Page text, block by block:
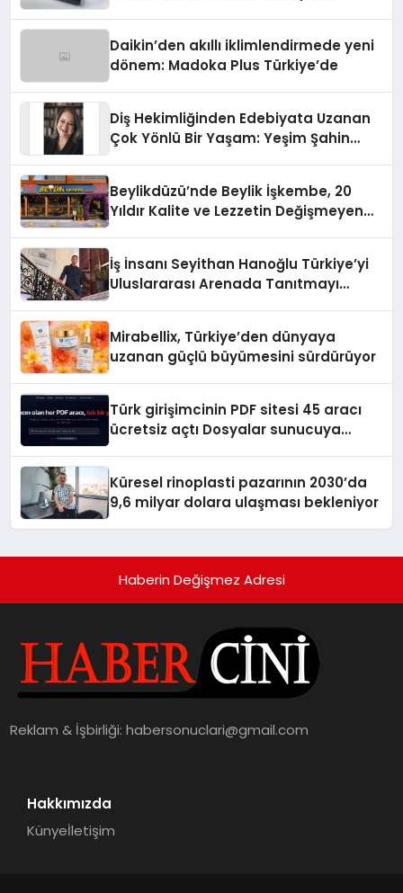
Daikin’den akıllı iklimlendirmede yeni
dönem: Madoka Plus Türkiye’de
Diş Hekimliğinden Edebiyata Uzanan
Çok Yönlü Bir Yaşam: Yeşim Şahin
Beylikdüzü’nde Beylik İşkembe, 20
Yıldır Kalite ve Lezzetin Değişmeyen
İş İnsanı Seyithan Hanoğlu Türkiye’yi
Uluslararası Arenada Tanıtmayı
Mirabellix, Türkiye’den dünyaya
uzanan güçlü büyümesini sürdürüyor
Türk girişimcinin PDF sitesi 45 aracı
ücretsiz açtı Dosyalar sunucuya
Küresel rinoplasti pazarının 2030’da
9,6 milyar dolara ulaşması bekleniyor
Haberin Değişmez Adresi
Reklam & İşbirliği:habersonuclari@gmail.com
Hakkımızda
Künyeİletişim